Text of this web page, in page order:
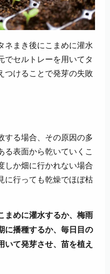
ネまき後にこまめに灌水
でセルトレーを用いてタ
つけることで発芽の失敗
する場合、その原因の多
る表面から乾いていくこ
しか畑に行かれない場合
に行っても乾燥でほぼ枯
まめに灌水するか、梅雨
に播種するか、毎日目の
いて発芽させ、苗を植え